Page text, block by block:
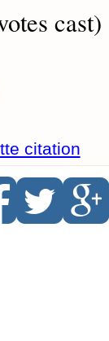
cast)
citation